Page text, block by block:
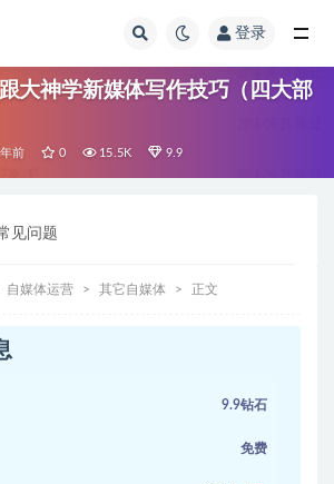
登录
大神学新媒体写作技巧（四大部
前 0 15.5K 9.9
见问题
自媒体运营 其它自媒体 正文
9.9钻石
免费